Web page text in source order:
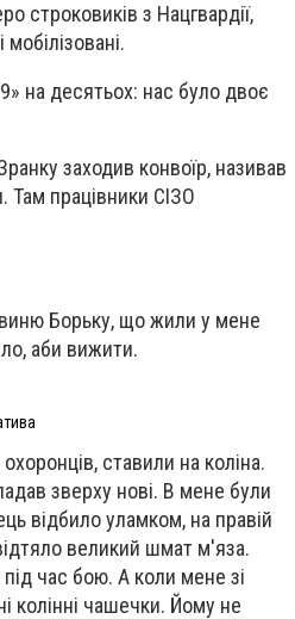
строковиків з Нацгвардії,
на десятьох: нас було двоє
заходив конвоїр, називав
Там працівники СІЗО
Борьку, що жили у мене
аби вижити.
ставили на коліна.
зверху нові. В мене були
відбило уламком, на правій
великий шмат м'яза.
час бою. А коли мене зі
колінні чашечки. Йому не